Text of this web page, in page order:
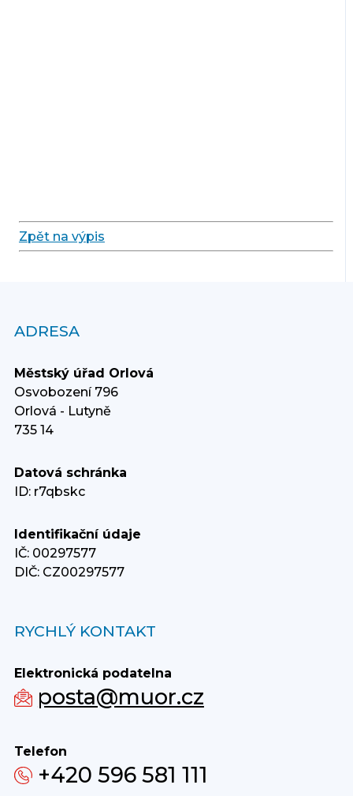
Zpět na výpis
ADRESA
Městský úřad Orlová
Osvobození 796
Orlová - Lutyně
735 14
Datová schránka
ID: r7qbskc
Identifikační údaje
IČ: 00297577
DIČ: CZ00297577
RYCHLÝ KONTAKT
Elektronická podatelna
posta@muor.cz
Telefon
+420 596 581 111